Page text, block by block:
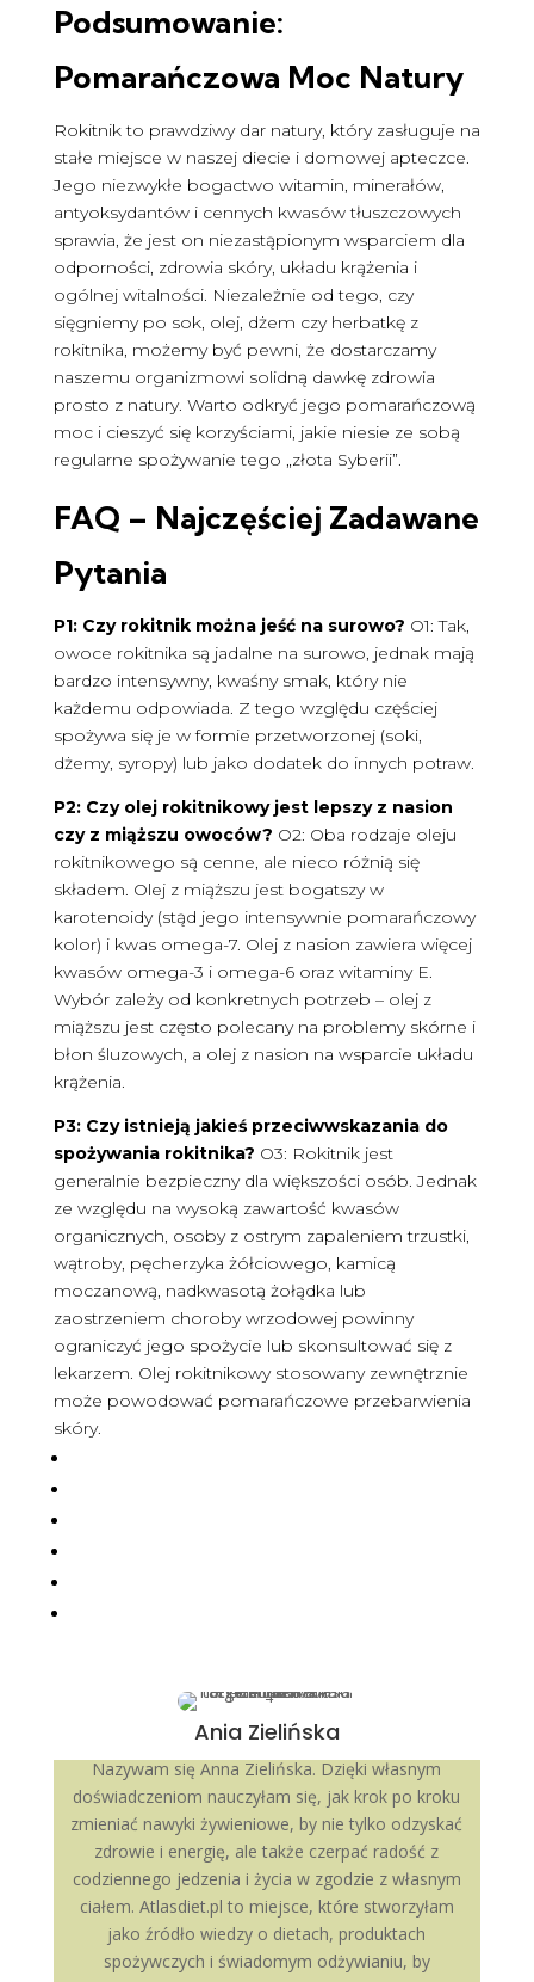
Podsumowanie:
Pomarańczowa Moc Natury
Rokitnik to prawdziwy dar natury, który zasługuje na
stałe miejsce w naszej diecie i domowej apteczce.
Jego niezwykłe bogactwo witamin, minerałów,
antyoksydantów i cennych kwasów tłuszczowych
sprawia, że jest on niezastąpionym wsparciem dla
odporności, zdrowia skóry, układu krążenia i
ogólnej witalności. Niezależnie od tego, czy
sięgniemy po sok, olej, dżem czy herbatkę z
rokitnika, możemy być pewni, że dostarczamy
naszemu organizmowi solidną dawkę zdrowia
prosto z natury. Warto odkryć jego pomarańczową
moc i cieszyć się korzyściami, jakie niesie ze sobą
regularne spożywanie tego „złota Syberii”.
FAQ – Najczęściej Zadawane
Pytania
P1: Czy rokitnik można jeść na surowo? O1: Tak,
owoce rokitnika są jadalne na surowo, jednak mają
bardzo intensywny, kwaśny smak, który nie
każdemu odpowiada. Z tego względu częściej
spożywa się je w formie przetworzonej (soki,
dżemy, syropy) lub jako dodatek do innych potraw.
P2: Czy olej rokitnikowy jest lepszy z nasion
czy z miąższu owoców? O2: Oba rodzaje oleju
rokitnikowego są cenne, ale nieco różnią się
składem. Olej z miąższu jest bogatszy w
karotenoidy (stąd jego intensywnie pomarańczowy
kolor) i kwas omega-7. Olej z nasion zawiera więcej
kwasów omega-3 i omega-6 oraz witaminy E.
Wybór zależy od konkretnych potrzeb – olej z
miąższu jest często polecany na problemy skórne i
błon śluzowych, a olej z nasion na wsparcie układu
krążenia.
P3: Czy istnieją jakieś przeciwwskazania do
spożywania rokitnika? O3: Rokitnik jest
generalnie bezpieczny dla większości osób. Jednak
ze względu na wysoką zawartość kwasów
organicznych, osoby z ostrym zapaleniem trzustki,
wątroby, pęcherzyka żółciowego, kamicą
moczanową, nadkwasotą żołądka lub
zaostrzeniem choroby wrzodowej powinny
ograniczyć jego spożycie lub skonsultować się z
lekarzem. Olej rokitnikowy stosowany zewnętrznie
może powodować pomarańczowe przebarwienia
skóry.
Ania Zielińska
Nazywam się Anna Zielińska. Dzięki własnym
doświadczeniom nauczyłam się, jak krok po kroku
zmieniać nawyki żywieniowe, by nie tylko odzyskać
zdrowie i energię, ale także czerpać radość z
codziennego jedzenia i życia w zgodzie z własnym
ciałem. Atlasdiet.pl to miejsce, które stworzyłam
jako źródło wiedzy o dietach, produktach
spożywczych i świadomym odżywianiu, by